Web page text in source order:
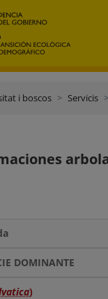
i boscos Servicis
DOMINANTE
)